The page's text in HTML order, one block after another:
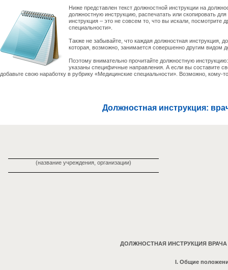
Ниже представлен текст должностной инструкции на
должностную инструкцию, распечатать или скопировать
инструкция – это не совсем то, что вы искали, посмотрите
специальности».
Также не забывайте, что каждая должностная инструкция,
которая, возможно, занимается совершенно другим видом
Поэтому внимательно прочитайте должностную
указаны специфичные направления. А если вы составите
добавьте свою наработку в рубрику «Медицинские специальности». Возможно, кому-
Должностная инструкция:
(название учреждения, организации)
ДОЛЖНОСТНАЯ ИНСТРУКЦИЯ
I. Общие